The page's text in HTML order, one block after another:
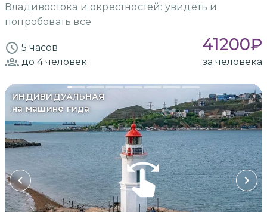
Владивостока и окрестностей: увидеть и
попробовать все
5 часов 41200₽
до 4человек за человека
ИНДИВИДУАЛЬНАЯ
на машине гида